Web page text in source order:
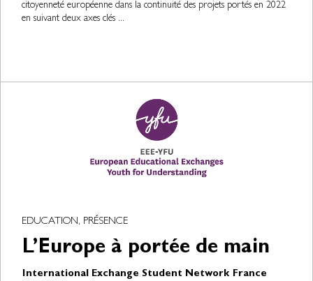
citoyenneté européenne dans la continuité des projets portés en 2022
en suivant deux axes clés ...
EDUCATION, PRÉSENCE
L’Europe à portée de main
International Exchange Student Network France